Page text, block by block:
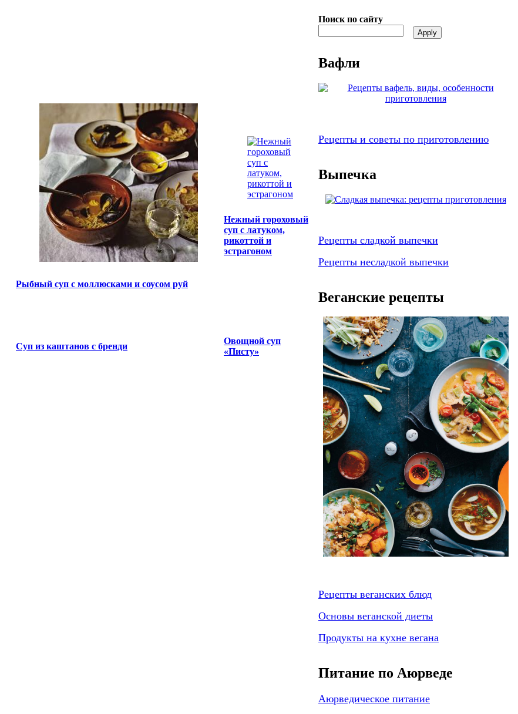
Рыбный суп с моллюсками и соусом руй
Нежный гороховый
суп с латуком,
рикоттой и
эстрагоном
Суп из каштанов с бренди
Овощной суп
«Писту»
Поиск по сайту
Вафли
Рецепты и советы по приготовлению
Выпечка
Рецепты сладкой выпечки
Рецепты несладкой выпечки
Веганские рецепты
Рецепты веганских блюд
Основы веганской диеты
Продукты на кухне вегана
Питание по Аюрведе
Аюрведическое питание